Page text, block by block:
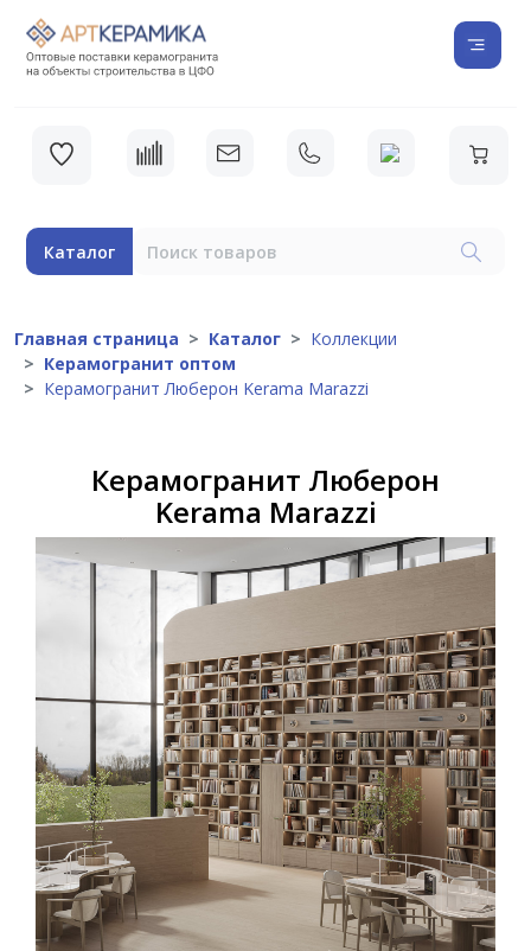
Каталог
Главная страница Каталог
Коллекции
Керамогранит оптом
Керамогранит Люберон Kerama Marazzi
Керамогранит Люберон
Kerama Marazzi